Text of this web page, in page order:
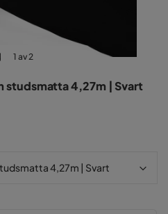
1 av 2
studsmatta 4,27m | Svart
4,27m | Svart